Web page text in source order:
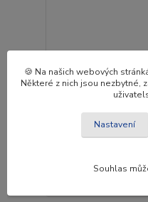
1 809 Kč/ks
🍪 Na našich webových
Některé z nich jsou nezbytné,
Nastavení
Souhlas